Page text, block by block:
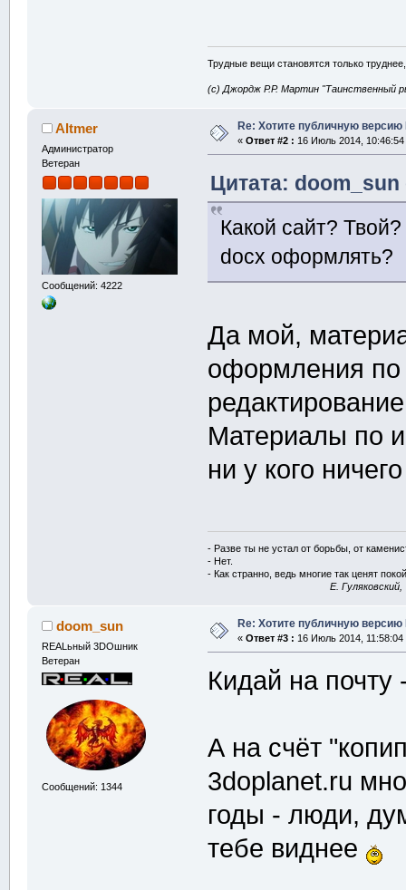
Трудные вещи становятся только
(с) Джордж Р.Р. Мартин "Таинственный
Altmer
Администратор
Ветеран
Сообщений: 4222
Re: Хотите публичную версию
« Ответ #2 : 16 Июль 2014, 10:46:54
Цитата:
Какой сайт?
docx оформлять?
Да мой,
оформления по
Материалы по
ни у кого
- Разве ты не устал от борьбы, от
- Нет.
- Как странно, ведь многие так ценят
E.
doom_sun
REALьный 3DOшник
Ветеран
Сообщений: 1344
Re: Хотите публичную версию
« Ответ #3 : 16 Июль 2014, 11:58:04
Кидай на почту
А на счёт
3doplanet.ru
годы - люди,
тебе виднее